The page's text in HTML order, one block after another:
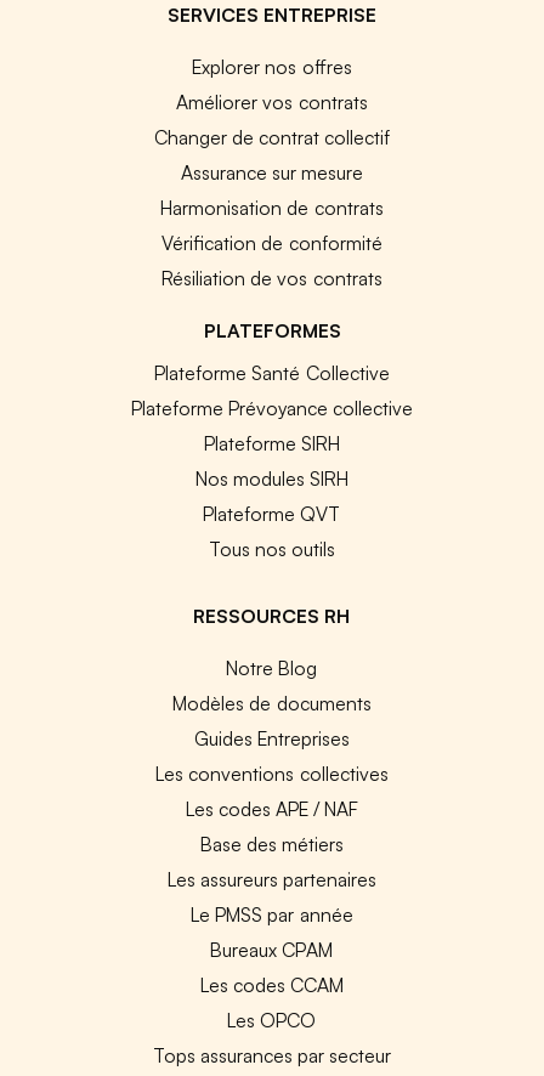
SERVICES ENTREPRISE
Explorer nos offres
Améliorer vos contrats
Changer de contrat collectif
Assurance sur mesure
Harmonisation de contrats
Vérification de conformité
Résiliation de vos contrats
PLATEFORMES
Plateforme Santé Collective
Plateforme Prévoyance collective
Plateforme SIRH
Nos modules SIRH
Plateforme QVT
Tous nos outils
RESSOURCES RH
Notre Blog
Modèles de documents
Guides Entreprises
Les conventions collectives
Les codes APE / NAF
Base des métiers
Les assureurs partenaires
Le PMSS par année
Bureaux CPAM
Les codes CCAM
Les OPCO
Tops assurances par secteur